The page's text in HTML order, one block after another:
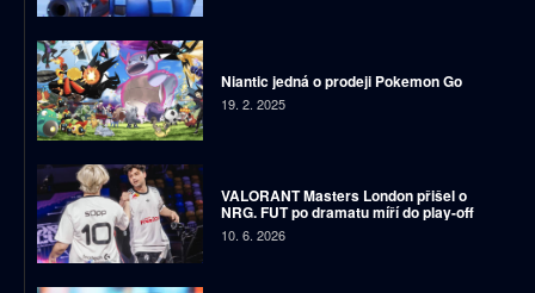
Niantic jedná o prodeji Pokemon Go
19. 2. 2025
VALORANT Masters London přišel o
NRG. FUT po dramatu míří do play-off
10. 6. 2026